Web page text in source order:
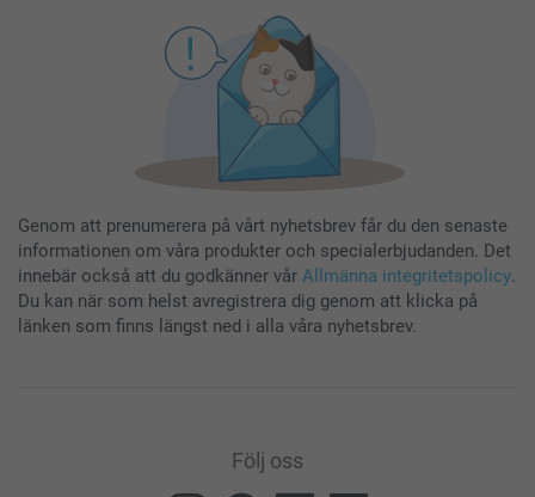
Genom att prenumerera på vårt nyhetsbrev får du den senaste
informationen om våra produkter och specialerbjudanden. Det
innebär också att du godkänner vår Allmänna integritetspolicy.
Du kan när som helst avregistrera dig genom att klicka på
länken som finns längst ned i alla våra nyhetsbrev.
Följ oss